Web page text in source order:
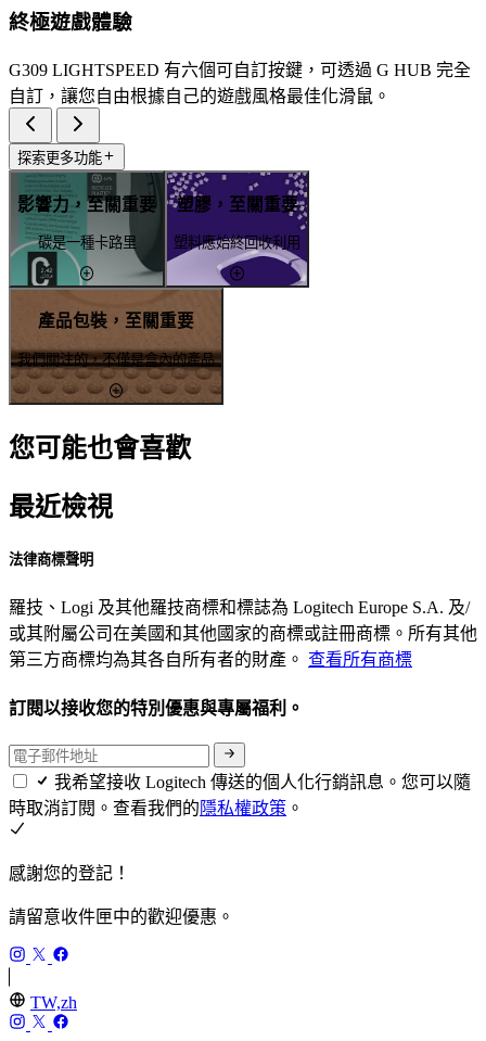
終極遊戲體驗
G309 LIGHTSPEED 有六個可自訂按鍵，可透過 G HUB 完全
自訂，讓您自由根據自己的遊戲風格最佳化滑鼠。
探索更多功能
影響力，至關重要
碳是一種卡路里
塑膠，至關重要
塑料應始終回收利用
產品包裝，至關重要
我們關注的，不僅是盒內的產品
您可能也會喜歡
最近檢視
法律商標聲明
羅技、Logi 及其他羅技商標和標誌為 Logitech Europe S.A. 及/
或其附屬公司在美國和其他國家的商標或註冊商標。所有其他
第三方商標均為其各自所有者的財產。 查看所有商標
訂閱以接收您的特別優惠與專屬福利。
我希望接收 Logitech 傳送的個人化行銷訊息。您可以隨
時取消訂閱。查看我們的隱私權政策 。
感謝您的登記！
請留意收件匣中的歡迎優惠。
TW,zh